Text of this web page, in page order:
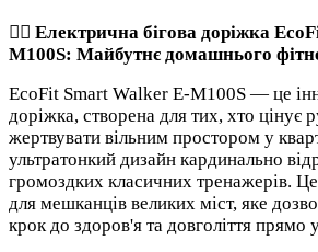
🏃‍♂️ Електрична бігова доріжка
M100S: Майбутнє домашнього
EcoFit Smart Walker E-M100S — це
доріжка, створена для тих, хто цінує
жертвувати вільним простором у
ультратонкий дизайн кардинально
громоздких класичних тренажерів.
для мешканців великих міст, яке
крок до здоров'я та довголіття прямо у